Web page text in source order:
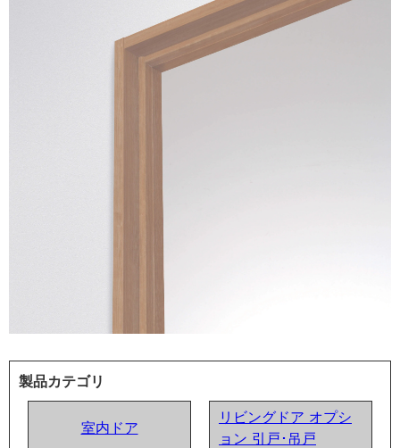
製品カテゴリ
室内ドア
リビングドア オプシ
ョン 引戸･吊戸